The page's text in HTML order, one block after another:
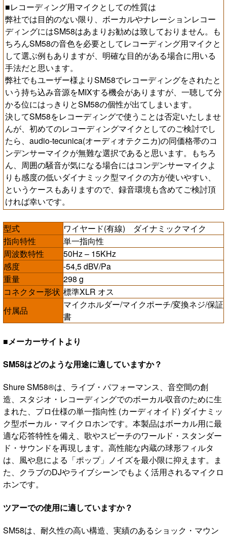
■レコーディング用マイクとしての性質は
弊社では目的のない限り、ボーカルやナレーションレコー
ディングにはSM58はあまりお勧めは致しておりません。も
ちろんSM58の音色を必要としてレコーディング用マイクと
して選ぶ例もありますが、明確な目的がある場合に用いる
手法だと思います。
弊社でもユーザー様よりSM58でレコーディングをされたと
いう持ち込み音源をMIXする機会がありますが、一聴して分
かる位にはっきりとSM58の個性が出てしまいます。
決してSM58をレコーディングで使うことは否定いたしませ
んが、初めてのレコーディングマイクとしてのご検討でし
たら、audio-tecunica(オーディオテクニカ)の同価格帯のコ
ンデンサーマイクが無難な選択であると思います。もちろ
ん、周囲の騒音が気になる場合にはコンデンサーマイクよ
りも感度の低いダイナミック型マイクの方が使いやすい、
というケースもありますので、録音環境も含めてご検討頂
ければ幸いです。
型式
ワイヤード(有線) ダイナミックマイク
指向特性
単一指向性
周波数特性
50Hz – 15KHz
感度
-54,5 dBV/Pa
重量
298 g
コネクター形状 標準XLR オス
付属品
マイクホルダー/マイクポーチ/変換ネジ/保証
書
■メーカーサイトより
SM58はどのような用途に適していますか？
Shure SM58®は、ライブ・パフォーマンス、音空間の創
造、スタジオ・レコーディングでのボーカル収音のために生
まれた、プロ仕様の単一指向性 (カーディオイド) ダイナミッ
ク型ボーカル・マイクロホンです。本製品はボーカル用に最
適な応答特性を備え、歌やスピーチのワールド・スタンダー
ド・サウンドを再現します。高性能な内蔵の球形フィルタ
は、風や息による「ポップ」ノイズを最小限に抑えます。ま
た、クラブのDJやライブシーンでもよく活用されるマイクロ
ホンです。
ツアーでの使用に適していますか？
SM58は、耐久性の高い構造、実績のあるショック・マウン